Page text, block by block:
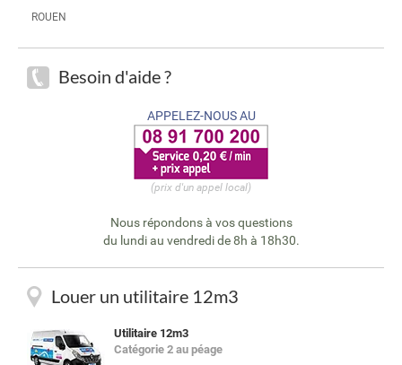
ROUEN
Besoin d'aide ?
APPELEZ-NOUS AU
(prix d'un appel local)
Nous répondons à vos questions
du lundi au vendredi de 8h à 18h30.
Louer un utilitaire 12m3
Utilitaire 12m3
Catégorie 2 au péage